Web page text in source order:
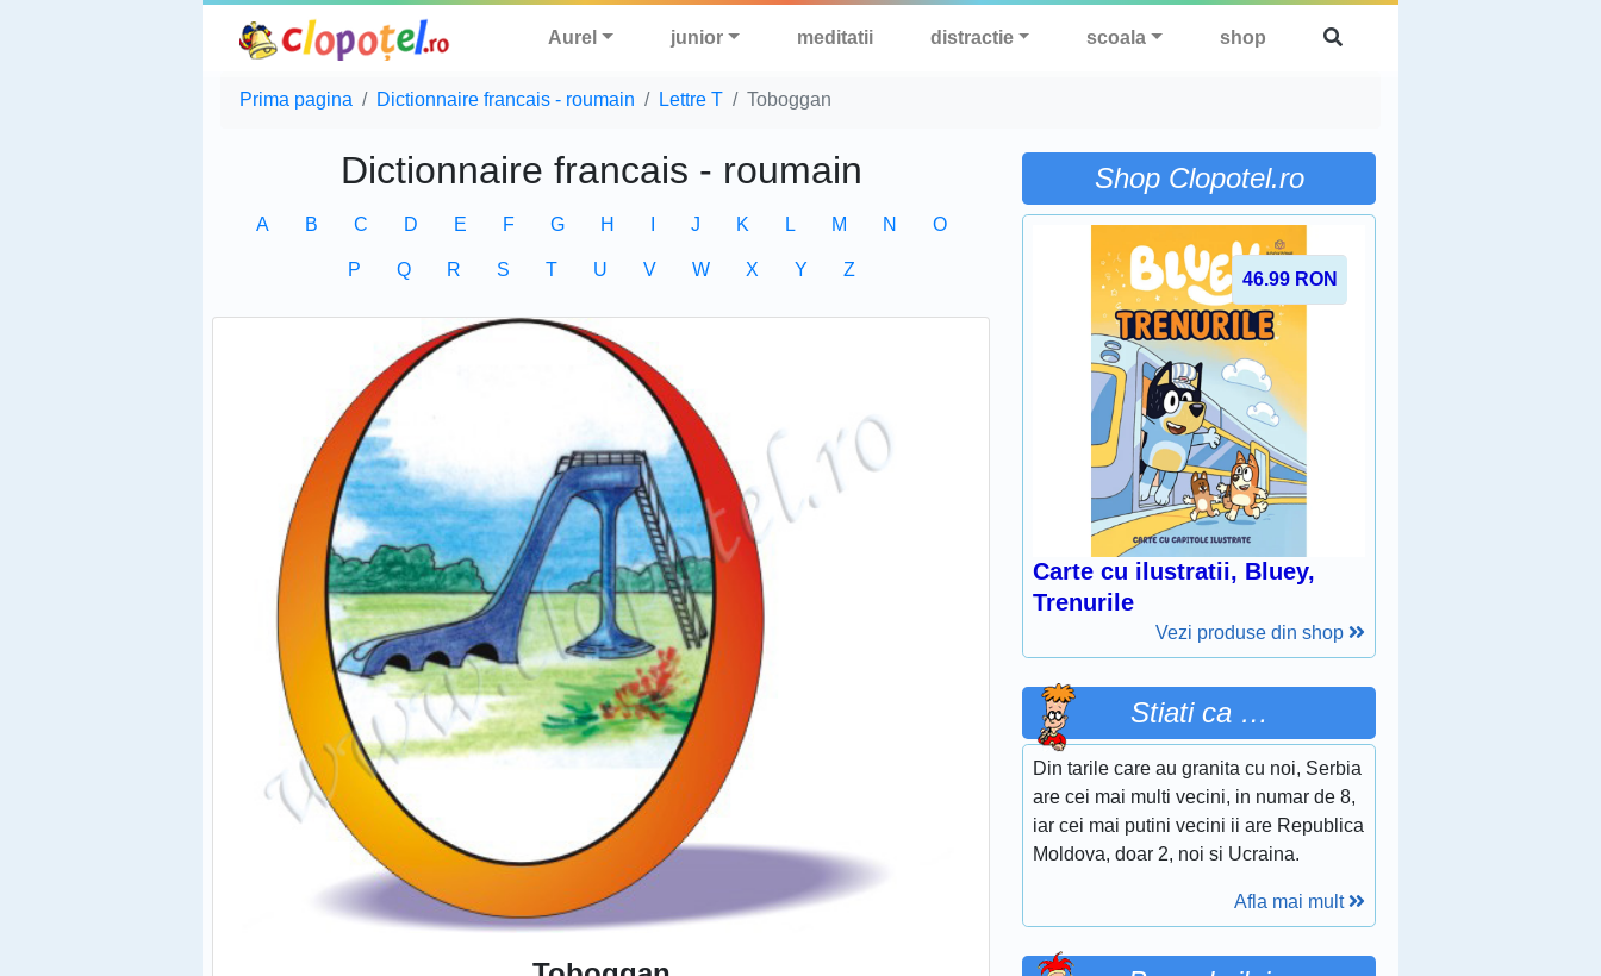
Aurel junior meditatii distractie scoala shop
Prima pagina Dictionnaire francais - roumain Lettre T Toboggan
Dictionnaire francais - roumain
A B C D E F G H J K L M N O
P Q R S T U V W X Y Z
Shop Clopotel.ro
46.99 RON
Carte cu ilustratii, Bluey,
Trenurile
Vezi produse din shop
Stiati ca …
Din tarile care au granita cu noi, Serbia
are cei mai multi vecini, in numar de 8,
iar cei mai putini vecini ii are Republica
Moldova, doar 2, noi si Ucraina.
Afla mai mult